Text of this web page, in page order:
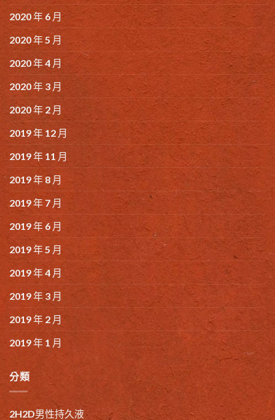
2020 年 6 月
2020 年 5 月
2020 年 4 月
2020 年 3 月
2020 年 2 月
2019 年 12 月
2019 年 11 月
2019 年 8 月
2019 年 7 月
2019 年 6 月
2019 年 5 月
2019 年 4 月
2019 年 3 月
2019 年 2 月
2019 年 1 月
分類
2H2D男性持久液